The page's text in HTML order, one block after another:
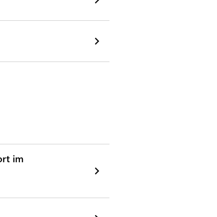
im